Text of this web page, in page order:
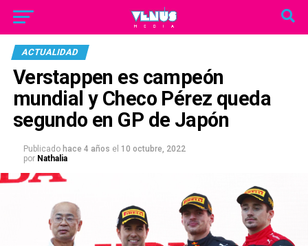
ACTUALIDAD
Verstappen es campeón
mundial y Checo Pérez queda
segundo en GP de Japón
Publicado hace 4 años el 10 octubre, 2022
por Nathalia